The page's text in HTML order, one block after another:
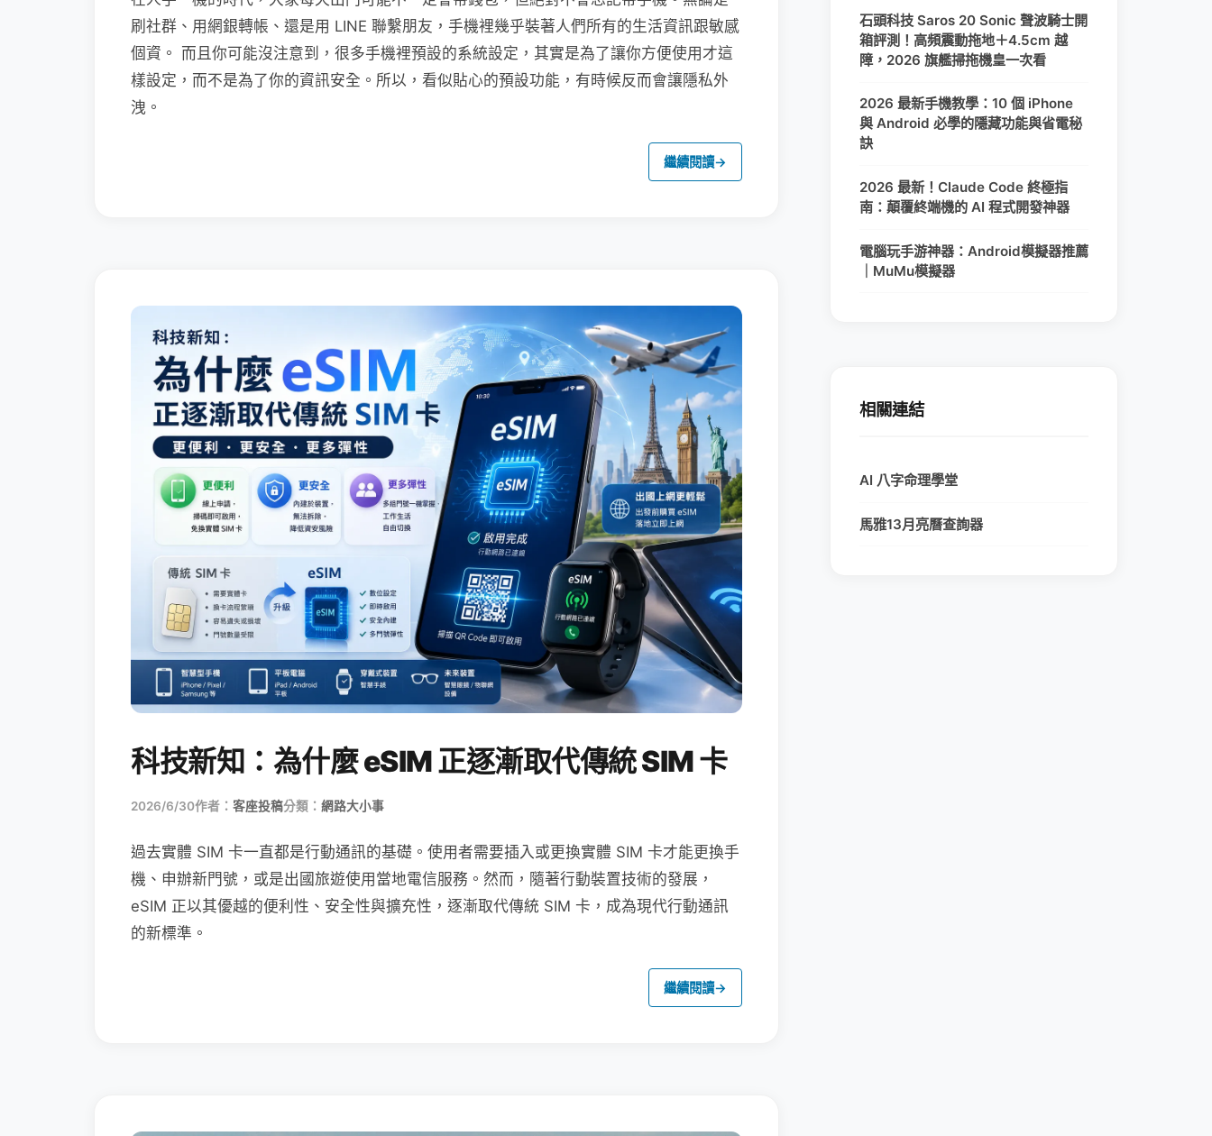
刷社群、用網銀轉帳、還是用 LINE 聯繫朋友，手機裡幾乎裝著人們所有的生活資訊跟敏感
個資。 而且你可能沒注意到，很多手機裡預設的系統設定，其實是為了讓你方便使用才這
樣設定，而不是為了你的資訊安全。所以，看似貼心的預設功能，有時候反而會讓隱私外
洩。
繼續閱讀→
科技新知：為什麼 eSIM 正逐漸取代傳統 SIM 卡
2026/6/30作者： 客座投稿分類： 網路大小事
過去實體 SIM 卡一直都是行動通訊的基礎。使用者需要插入或更換實體 SIM 卡才能更換手
機、申辦新門號，或是出國旅遊使用當地電信服務。然而，隨著行動裝置技術的發展，
eSIM 正以其優越的便利性、安全性與擴充性，逐漸取代傳統 SIM 卡，成為現代行動通訊
的新標準。
繼續閱讀→
石頭科技 Saros 20 Sonic 聲波騎士開
箱評測！高頻震動拖地＋4.5cm 越
障，2026 旗艦掃拖機皇一次看
2026 最新手機教學：10 個 iPhone
與 Android 必學的隱藏功能與省電秘
訣
2026 最新！Claude Code 終極指
南：顛覆終端機的 AI 程式開發神器
電腦玩手游神器：Android模擬器推薦
｜MuMu模擬器
相關連結
AI 八字命理學堂
馬雅13月亮曆查詢器